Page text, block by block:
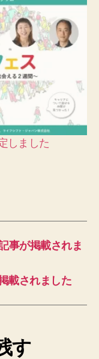
しました
事が掲載されま
載されました
す